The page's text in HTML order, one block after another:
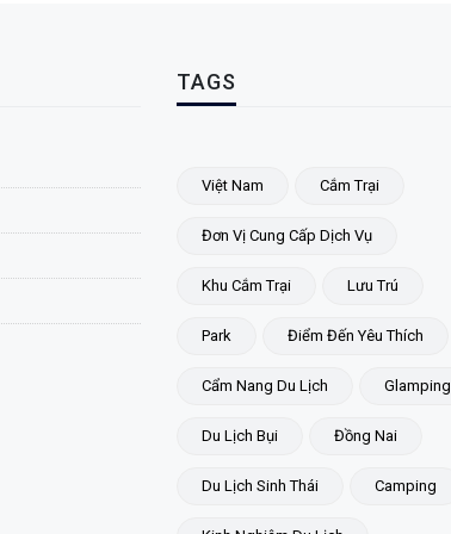
TAGS
Việt Nam Cắm Trại
Đơn Vị Cung Cấp Dịch Vụ
Khu Cắm Trại Lưu Trú
Park Điểm Đến Yêu Thích
Cẩm Nang Du Lịch Glamping
Du Lịch Bụi Đồng Nai
Du Lịch Sinh Thái Camping